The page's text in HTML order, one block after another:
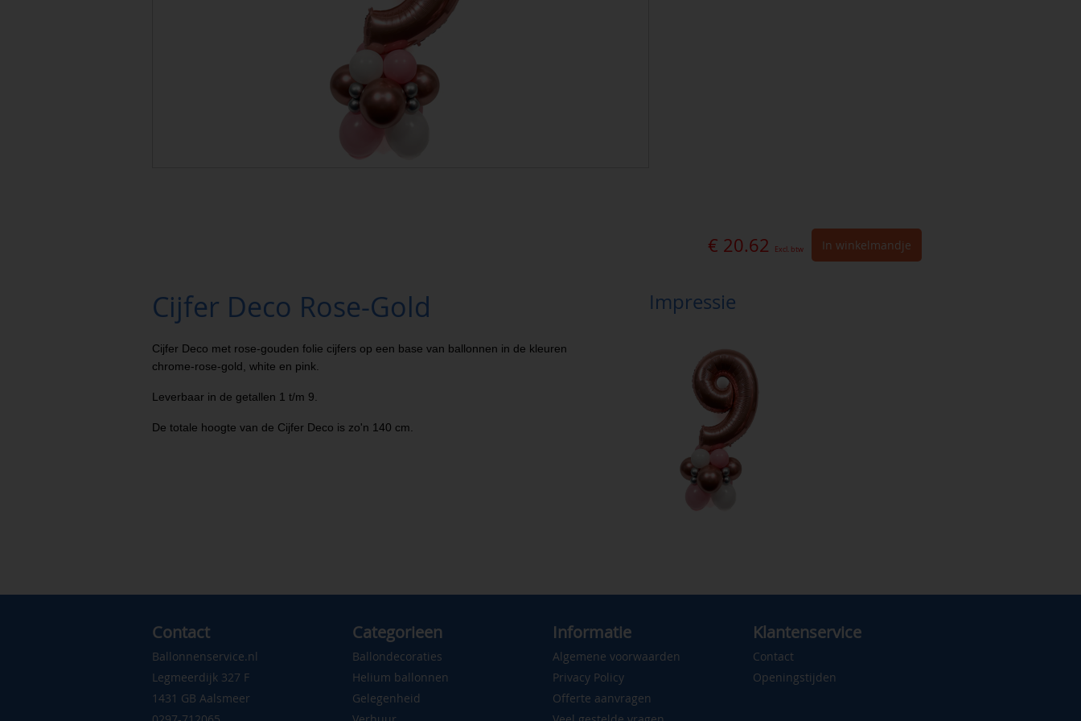
€ 20.62 Excl. btw In winkelmandje
Cijfer Deco Rose-Gold
Cijfer Deco met rose-gouden folie cijfers op een base van ballonnen in de kleuren
chrome-rose-gold, white en pink.
Leverbaar in de getallen 1 t/m 9.
De totale hoogte van de Cijfer Deco is zo'n 140 cm.
Impressie
Contact
Ballonnenservice.nl
Legmeerdijk 327 F
1431 GB Aalsmeer
Categorieen
Ballondecoraties
Helium ballonnen
Gelegenheid
Informatie
Algemene voorwaarden
Privacy Policy
Offerte aanvragen
Klantenservice
Contact
Openingstijden